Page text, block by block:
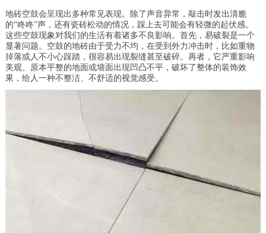
地砖空鼓会呈现出多种常见表现。除了声音异常，敲击时发出清脆
的“咚咚”声，还有瓷砖松动的情况，踩上去可能会有轻微的起伏感。
这些空鼓现象对我们的生活有着诸多不良影响。首先，易破裂是一个
显著问题。空鼓的地砖由于受力不均，在受到外力冲击时，比如重物
掉落或人不小心踩踏，很容易出现裂缝甚至破碎。再者，它严重影响
美观。原本平整的地面或墙面出现凹凸不平，破坏了整体的装饰效
果，给人一种不整洁、不舒适的视觉感受。